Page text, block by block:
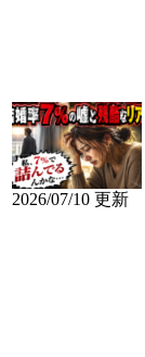
2026/07/10 更新